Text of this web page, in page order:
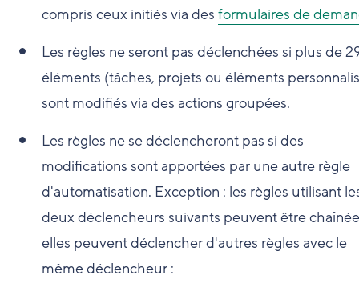
compris ceux initiés via des formulaires de
Les règles ne seront pas déclenchées si plus de
éléments (tâches, projets ou éléments
sont modifiés via des actions groupées.
Les règles ne se déclencheront pas si des
modifications sont apportées par une autre règle
d'automatisation. Exception : les règles utilisant
deux déclencheurs suivants peuvent être
elles peuvent déclencher d'autres règles avec le
même déclencheur :